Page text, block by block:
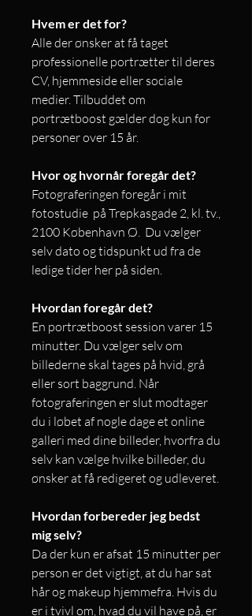
Hvem er det for?
Alle der ønsker at få taget
professionelle portrætter til deres
CV, hjemmeside eller sociale
medier. Tilbuddet om
portrætboost gælder dog kun for
personer over 15 år.
Hvor og hvornår foregår det?
Fotograferingen foregår i mit
fotostudie på Trepkasgade 2, kl. tv.,
2100 København Ø. Du vælger
selv dato og tidspunkt ud fra de
ledige tider her på siden.
Hvordan foregår det?
En portrætboost session varer 15
minutter. Du vælger selv om
billederne skal tages på hvid, grå
eller sort baggrund. Når
fotograferingen er slut modtager
du i løbet af nogle dage et online
galleri med dine billeder, hvorfra du
selv kan vælge hvilke billeder, du
ønsker at få redigeret og udleveret.
Hvordan forbereder jeg bedst
mig selv?
Da der kun er afsat 15 minutter per
person er det vigtigt, at du har sat
hår og makeup hjemmefra. Hvis du
er i tvivl om, hvad du vil have på, er